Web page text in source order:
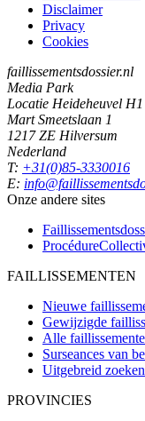
Disclaimer
Privacy
Cookies
faillissementsdossier.nl
Media Park
Locatie Heideheuvel H1
Mart Smeetslaan 1
1217 ZE Hilversum
Nederland
T: +31(0)85-3330016
E:
Onze andere sites
FAILLISSEMENTEN
Nieuwe
Gewijzigde
Alle
Surseances van
Uitgebreid zoeken
PROVINCIES